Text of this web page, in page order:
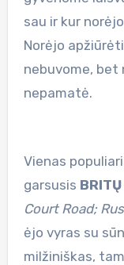
sau ir kur
Norėjo
nebuvome, bet
nepamatė.
Vienas
garsusis
Court Road;
ėjo vyras su
milžiniškas,